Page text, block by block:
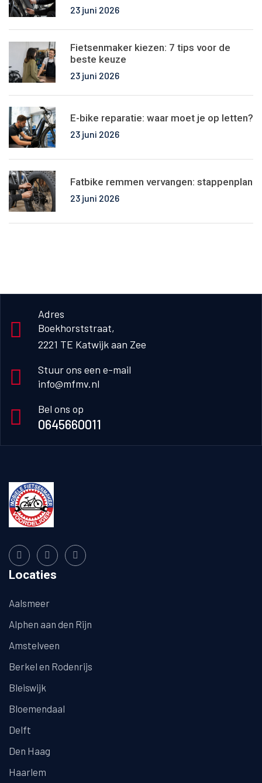
23 juni 2026
Fietsenmaker kiezen: 7 tips voor de
beste keuze
23 juni 2026
E-bike reparatie: waar moet je op letten?
23 juni 2026
Fatbike remmen vervangen: stappenplan
23 juni 2026
Adres
Boekhorststraat,
2221 TE Katwijk aan Zee
Stuur ons een e-mail
info@mfmv.nl
Bel ons op
0645660011
Locaties
Aalsmeer
Alphen aan den Rijn
Amstelveen
Berkel en Rodenrijs
Bleiswijk
Bloemendaal
Delft
Den Haag
Haarlem